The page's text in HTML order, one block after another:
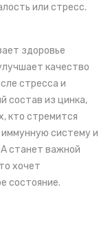
или стресс.
здоровье
качество
стресса и
состав из цинка,
кто стремится
систему и
станет важной
хочет
состояние.